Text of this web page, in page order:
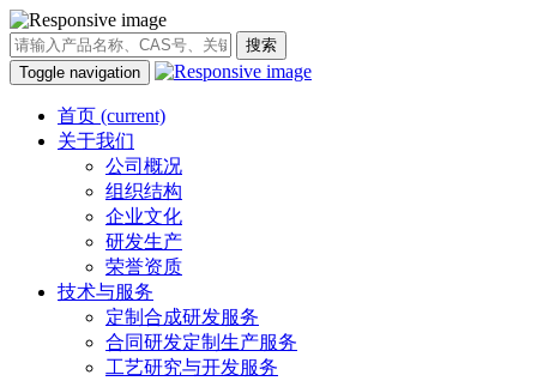
搜索
Toggle navigation
首页 (current)
关于我们
公司概况
组织结构
企业文化
研发生产
荣誉资质
技术与服务
定制合成研发服务
合同研发定制生产服务
工艺研究与开发服务